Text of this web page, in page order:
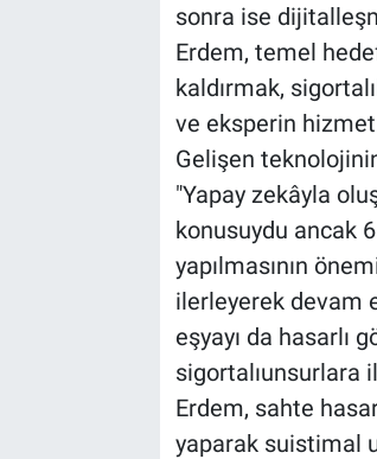
sonra ise
Erdem, temel
kaldırmak,
ve eksperin
Gelişen
"Yapay zekâyla
konusuydu ancak
yapılmasının
ilerleyerek devam
eşyayı da hasarlı
sigortalıunsurlara
Erdem, sahte
yaparak suistimal